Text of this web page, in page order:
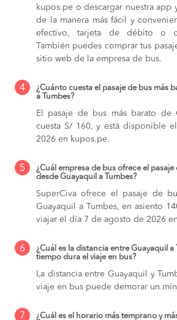
kupos.pe o descargar nuestra app
de la manera más fácil y
efectivo, tarjeta de débito o
También puedes comprar tus
sitio web de la empresa de bus.
4
¿Cuánto cuesta el pasaje de bus más
a Tumbes?
El pasaje de bus más barato de
cuesta S/ 160, y está disponible
2026 en kupos.pe.
5
¿Cuál empresa de bus ofrece el
desde Guayaquil a Tumbes?
SuperCiva ofrece el pasaje de
Guayaquil a Tumbes, en asiento
viajar el día 7 de agosto de 2026
6
¿Cuál es la distancia entre Guayaquil a
tiempo dura el viaje en bus?
La distancia entre Guayaquil y
viaje en bus puede demorar un
7
¿Cuál es el horario más temprano y